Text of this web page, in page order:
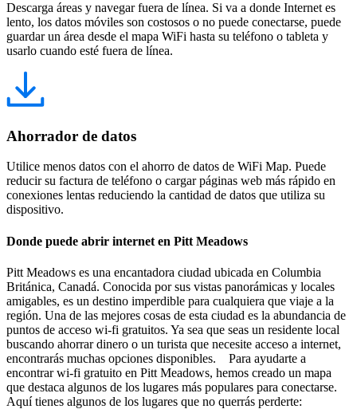
Descarga áreas y navegar fuera de línea. Si va a donde Internet es
lento, los datos móviles son costosos o no puede conectarse, puede
guardar un área desde el mapa WiFi hasta su teléfono o tableta y
usarlo cuando esté fuera de línea.
Ahorrador de datos
Utilice menos datos con el ahorro de datos de WiFi Map. Puede
reducir su factura de teléfono o cargar páginas web más rápido en
conexiones lentas reduciendo la cantidad de datos que utiliza su
dispositivo.
Donde puede abrir internet en Pitt Meadows
Pitt Meadows es una encantadora ciudad ubicada en Columbia
Británica, Canadá. Conocida por sus vistas panorámicas y locales
amigables, es un destino imperdible para cualquiera que viaje a la
región. Una de las mejores cosas de esta ciudad es la abundancia de
puntos de acceso wi-fi gratuitos. Ya sea que seas un residente local
buscando ahorrar dinero o un turista que necesite acceso a internet,
encontrarás muchas opciones disponibles. Para ayudarte a
encontrar wi-fi gratuito en Pitt Meadows, hemos creado un mapa
que destaca algunos de los lugares más populares para conectarse.
Aquí tienes algunos de los lugares que no querrás perderte: